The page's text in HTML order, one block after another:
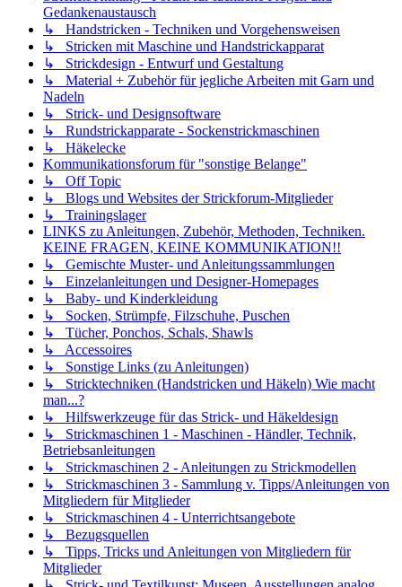
Gedankenaustausch
↳ Handstricken - Techniken und Vorgehensweisen
↳ Stricken mit Maschine und Handstrickapparat
↳ Strickdesign - Entwurf und Gestaltung
↳ Material + Zubehör für jegliche Arbeiten mit Garn und
Nadeln
↳ Strick- und Designsoftware
↳ Rundstrickapparate - Sockenstrickmaschinen
↳ Häkelecke
Kommunikationsforum für "sonstige Belange"
↳ Off Topic
↳ Blogs und Websites der Strickforum-Mitglieder
↳ Trainingslager
LINKS zu Anleitungen, Zubehör, Methoden, Techniken.
KEINE FRAGEN, KEINE KOMMUNIKATION!!
↳ Gemischte Muster- und Anleitungssammlungen
↳ Einzelanleitungen und Designer-Homepages
↳ Baby- und Kinderkleidung
↳ Socken, Strümpfe, Filzschuhe, Puschen
↳ Tücher, Ponchos, Schals, Shawls
↳ Accessoires
↳ Sonstige Links (zu Anleitungen)
↳ Stricktechniken (Handstricken und Häkeln) Wie macht
man...?
↳ Hilfswerkzeuge für das Strick- und Häkeldesign
↳ Strickmaschinen 1 - Maschinen - Händler, Technik,
Betriebsanleitungen
↳ Strickmaschinen 2 - Anleitungen zu Strickmodellen
↳ Strickmaschinen 3 - Sammlung v. Tipps/Anleitungen von
Mitgliedern für Mitglieder
↳ Strickmaschinen 4 - Unterrichtsangebote
↳ Bezugsquellen
↳ Tipps, Tricks und Anleitungen von Mitgliedern für
Mitglieder